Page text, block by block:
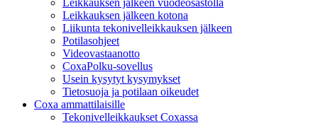
Leikkauksen jälkeen vuodeosastolla
Leikkauksen jälkeen kotona
Liikunta tekonivelleikkauksen jälkeen
Potilasohjeet
Videovastaanotto
CoxaPolku-sovellus
Usein kysytyt kysymykset
Tietosuoja ja potilaan oikeudet
Coxa ammattilaisille
Tekonivelleikkaukset Coxassa